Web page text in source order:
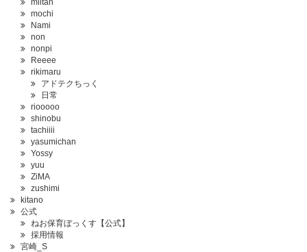
miitan
mochi
Nami
non
nonpi
Reeee
rikimaru
アドテクちっく
日常
riooooo
shinobu
tachiiii
yasumichan
Yossy
yuu
ZiMA
zushimi
kitano
公式
ねお保育ぼっくす【公式】
採用情報
宮崎_S